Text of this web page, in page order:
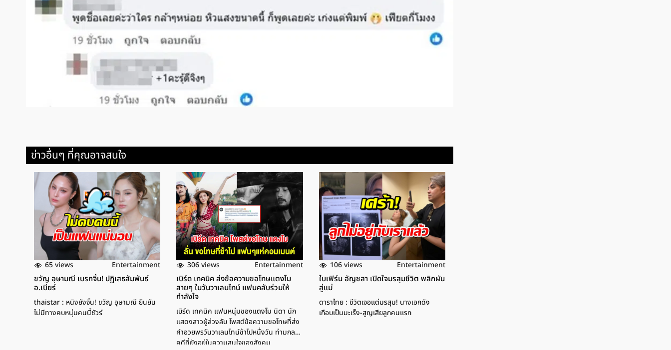
ข่าวอื่นๆ ที่คุณอาจสนใจ
65 views Entertainment
ขวัญ อุษามณี เบรกจิ้น! ปฏิเสธสัมพันธ์
อ.เบียร์
thaistar : หนิงยังจิ้น! ขวัญ อุษามณี ยืนยัน
ไม่มีทางคบหนุ่มคนนี้ชัวร์
306 views Entertainment
เบิร์ด เทคนิค ส่งข้อความขอโทษแตงโม
สายๆ ในวันวาเลนไทน์ แฟนคลับร่วมให้
กำลังใจ
เบิร์ด เทคนิค แฟนหนุ่มของแตงโม นิดา นัก
แสดงสาวผู้ล่วงลับ โพสต์ข้อความขอโทษที่ส่ง
คำอวยพรวันวาเลนไทน์ช้าไปหนึ่งวัน ท่ามกลาง
คดีที่ยังอยู่ในความสนใจของสังคม
106 views Entertainment
ใบเฟิร์น อัญชสา เปิดใจมรสุมชีวิต พลิกผัน
สู่แม่
ดาราไทย : ชีวิตเจอเเต่มรสุม! นางเอกดัง
เกือบเป็นมะเร็ง-สูญเสียลูกคนเเรก